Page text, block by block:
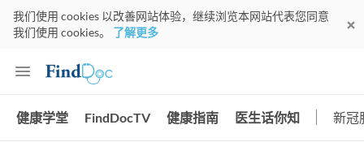
我们使用 cookies 以改善网站体验，继续浏览本网站代表您同意
我们使用 cookies。 了解更多
健康学堂 FindDocTV 健康指南 医生话你知 新冠